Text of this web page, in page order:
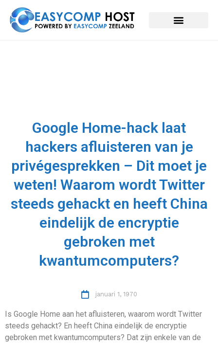
Google Home-hack laat
hackers afluisteren van je
privégesprekken – Dit moet je
weten! Waarom wordt Twitter
steeds gehackt en heeft China
eindelijk de encryptie
gebroken met
kwantumcomputers?
januari 1, 1970
Is Google Home aan het afluisteren, waarom wordt Twitter
steeds gehackt? En heeft China eindelijk de encryptie
gebroken met kwantumcomputers? Dat zijn enkele van de